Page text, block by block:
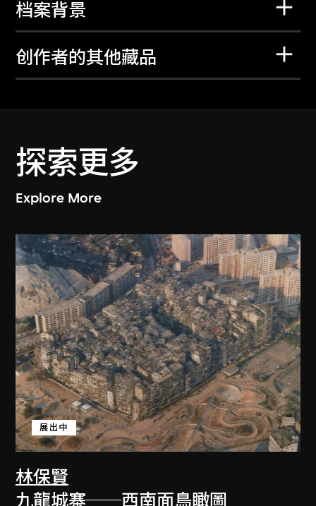
档案背景
创作者的其他藏品
探索更多
Explore More
林保賢
展出中
九龍城寨──西南面鳥瞰圖